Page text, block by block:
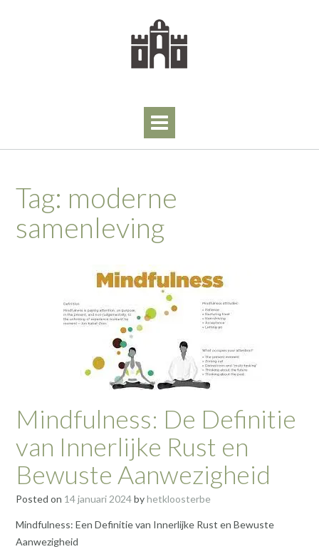
Tag: moderne
samenleving
Mindfulness: De Definitie
van Innerlijke Rust en
Bewuste Aanwezigheid
Posted on 14 januari 2024byhetkloosterbe
Mindfulness: Een Definitie van Innerlijke Rust en Bewuste
Aanwezigheid